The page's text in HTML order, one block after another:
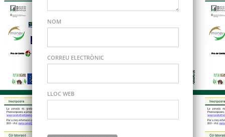
NOM
CORREU ELECTRÒNIC
LLOC WEB